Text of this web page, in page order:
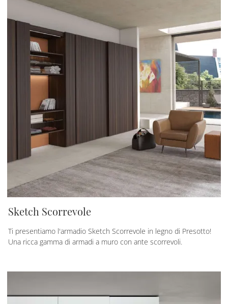
Sketch Scorrevole
Ti presentiamo l'armadio Sketch Scorrevole in legno di Presotto!
Una ricca gamma di armadi a muro con ante scorrevoli.